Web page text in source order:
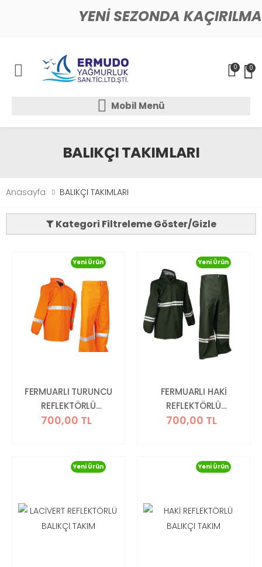
YENİ SEZONDA
Mobil Menü 0 0
Mobil Menü
Mobil Menü
BALIKÇI TAKIMLARI
Anasayfa BALIKÇI TAKIMLARI
Kategori Filtreleme Göster/Gizle
Yeni Ürün
FERMUARLI TURUNCU
REFLEKTÖRLÜ
BALIKÇI TAKIMI
700,00 TL
Yeni Ürün
FERMUARLI HAKİ
REFLEKTÖRLÜ
BALIKÇI TAKIMI
700,00 TL
Yeni Ürün Yeni Ürün